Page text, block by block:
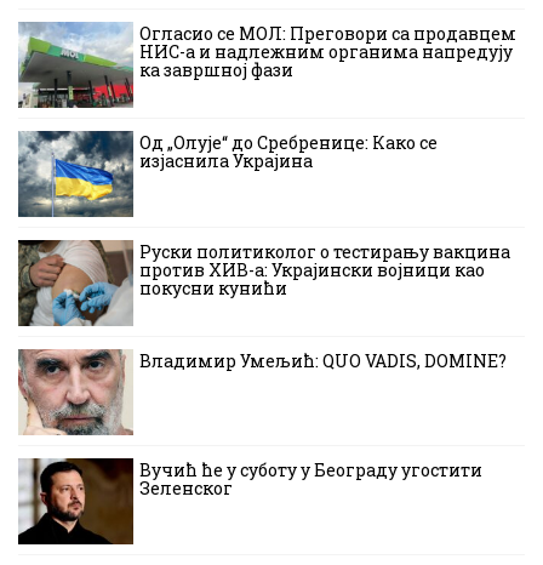
Огласио се МОЛ: Преговори са продавцем
НИС-а и надлежним органима напредују
ка завршној фази
Од „Олује“ до Сребренице: Како се
изјаснила Украјина
Руски политиколог о тестирању вакцина
против ХИВ-а: Украјински војници као
покусни кунићи
Владимир Умељић: QUO VADIS, DOMINE?
Вучић ће у суботу у Београду угостити
Зеленског